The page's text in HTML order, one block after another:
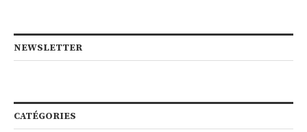
NEWSLETTER
CATÉGORIES